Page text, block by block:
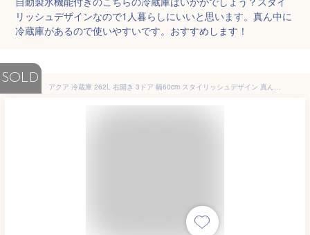
リッシュデザインなので1人暮らしにいいと思います。真ん中に
冷蔵庫があるので使いやすいです。おすすめします！
SOLD
アクア 冷蔵庫 262L 右開き 3ドア 幅60cm スタイリッシュデザイン 真ん中冷凍室 自動製氷 AQR-S26R シルバー系